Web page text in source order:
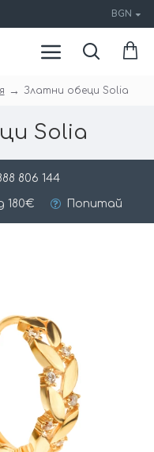
BGN
Златни обеци Solia
Solia
806 144
180€ Попитай